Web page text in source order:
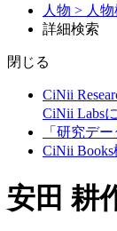
人物 > 人
詳細検索
閉じる
CiNii
CiNii Labs
「研究デ
CiNii
安田 耕